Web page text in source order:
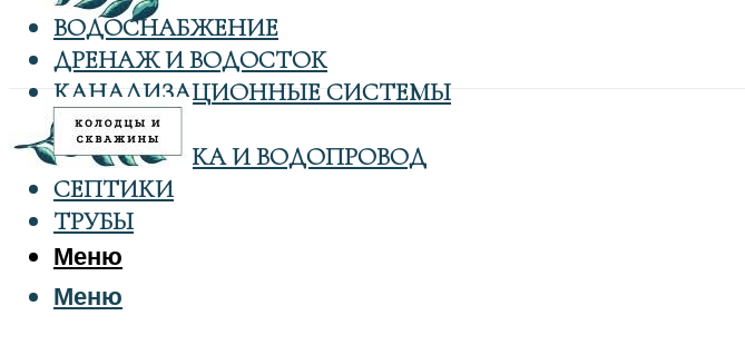
ВОДОСНАБЖЕНИЕ
ДРЕНАЖ И ВОДОСТОК
КАНАЛИЗАЦИОННЫЕ СИСТЕМЫ
КОЛОДЦЫ
САНТЕХНИКА И ВОДОПРОВОД
СЕПТИКИ
ТРУБЫ
Меню
Меню